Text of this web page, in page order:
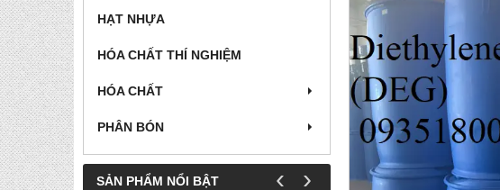
HẠT NHỰA
HÓA CHẤT THÍ NGHIỆM
HÓA CHẤT
PHÂN BÓN
SẢN PHẨM NỔI BẬT ‹ ›